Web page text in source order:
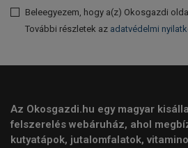
Beleegyezem, hogy a(z) Okosgazdi
További részletek az adatvédelmi
Az Okosgazdi.hu egy magyar
felszerelés webáruház, ahol
kutyatápok, jutalomfalatok,